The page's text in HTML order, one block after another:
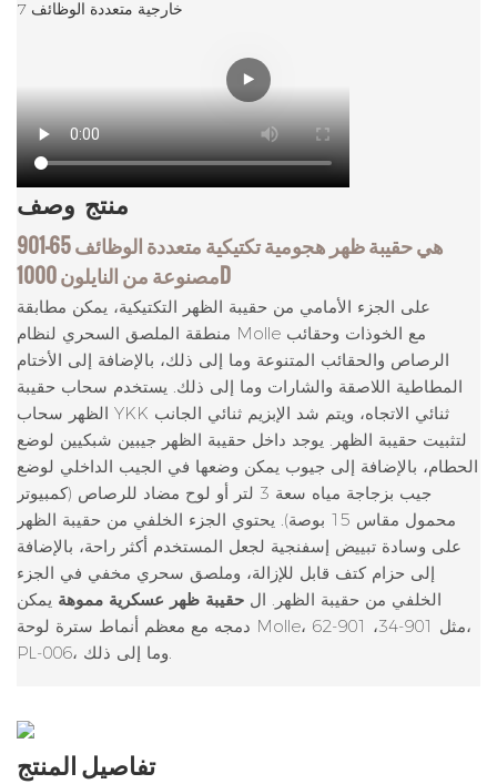
منتج وصف
901-65 هي حقيبة ظهر هجومية تكتيكية متعددة الوظائف
مصنوعة من النايلون 1000D
على الجزء الأمامي من حقيبة الظهر التكتيكية، يمكن مطابقة
منطقة الملصق السحري لنظام Molle مع الخوذات وحقائب
الرصاص والحقائب المتنوعة وما إلى ذلك، بالإضافة إلى الأختام
المطاطية اللاصقة والشارات وما إلى ذلك. يستخدم سحاب حقيبة
الظهر سحاب YKK ثنائي الاتجاه، ويتم شد الإبزيم ثنائي الجانب
لتثبيت حقيبة الظهر. يوجد داخل حقيبة الظهر جيبين شبكيين لوضع
الحطام، بالإضافة إلى جيوب يمكن وضعها في الجيب الداخلي لوضع
جيب بزجاجة مياه سعة 3 لتر أو لوح مضاد للرصاص (كمبيوتر
محمول مقاس 15 بوصة). يحتوي الجزء الخلفي من حقيبة الظهر
على وسادة تبييض إسفنجية لجعل المستخدم أكثر راحة، بالإضافة
إلى حزام كتف قابل للإزالة، وملصق سحري مخفي في الجزء
الخلفي من حقيبة الظهر. ال حقيبة ظهر عسكرية مموهة يمكن
دمجه مع معظم أنماط سترة لوحة Molle، مثل 901-34، 901-62،
PL-006، وما إلى ذلك.
تفاصيل المنتج